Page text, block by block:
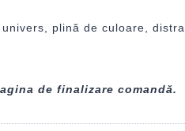
plină de culoare,
de finalizare comandă.